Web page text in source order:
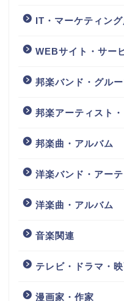
IT・マーケティン
WEBサイト・サー
邦楽バンド・グル
邦楽アーティスト・
邦楽曲・アルバム
洋楽バンド・アーテ
洋楽曲・アルバム
音楽関連
テレビ・ドラマ・
漫画家・作家